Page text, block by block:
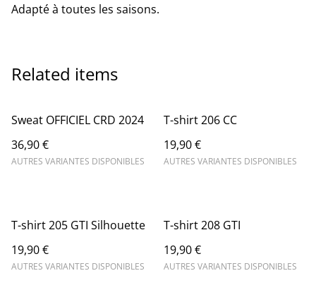
Adapté à toutes les saisons.
Related items
Sweat OFFICIEL CRD 2024
36,90 €
AUTRES VARIANTES DISPONIBLES
T-shirt 206 CC
19,90 €
AUTRES VARIANTES DISPONIBLES
T-shirt 205 GTI Silhouette
19,90 €
AUTRES VARIANTES DISPONIBLES
T-shirt 208 GTI
19,90 €
AUTRES VARIANTES DISPONIBLES